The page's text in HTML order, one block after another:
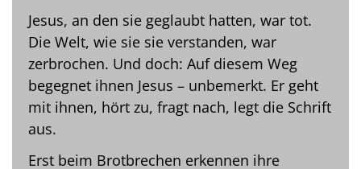
Jesus, an den sie geglaubt hatten, war tot.
Die Welt, wie sie sie verstanden, war
zerbrochen. Und doch: Auf diesem Weg
begegnet ihnen Jesus – unbemerkt. Er geht
mit ihnen, hört zu, fragt nach, legt die Schrift
aus.
Erst beim Brotbrechen erkennen ihre